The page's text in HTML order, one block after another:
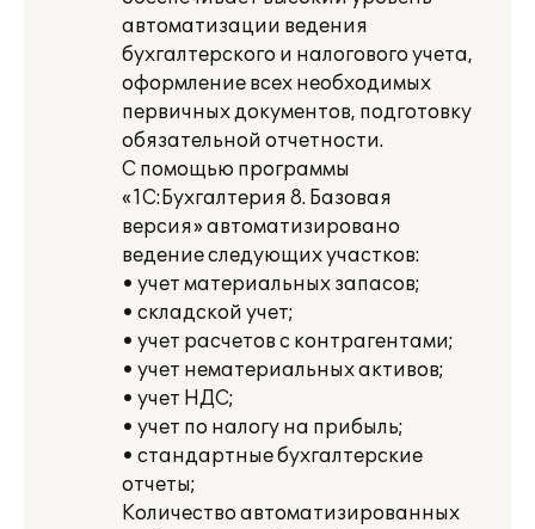
автоматизации ведения
бухгалтерского и налогового учета,
оформление всех необходимых
первичных документов, подготовку
обязательной отчетности.
С помощью программы
«1С:Бухгалтерия 8. Базовая
версия» автоматизировано
ведение следующих участков:
• учет материальных запасов;
• складской учет;
• учет расчетов с контрагентами;
• учет нематериальных активов;
• учет НДС;
• учет по налогу на прибыль;
• стандартные бухгалтерские
отчеты;
Количество автоматизированных